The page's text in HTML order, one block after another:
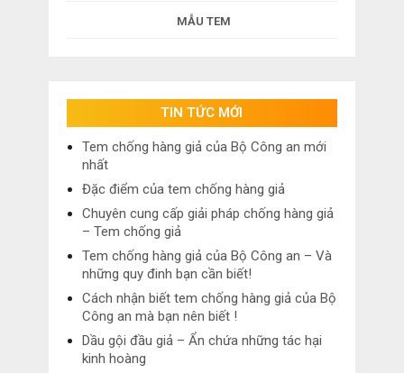
MẪU TEM
TIN TỨC MỚI
Tem chống hàng giả của Bộ Công an mới
nhất
Đặc điểm của tem chống hàng giả
Chuyên cung cấp giải pháp chống hàng giả
– Tem chống giả
Tem chống hàng giả của Bộ Công an – Và
những quy đinh bạn cần biết!
Cách nhận biết tem chống hàng giả của Bộ
Công an mà bạn nên biết !
Dầu gội đầu giả – Ẩn chứa những tác hại
kinh hoàng